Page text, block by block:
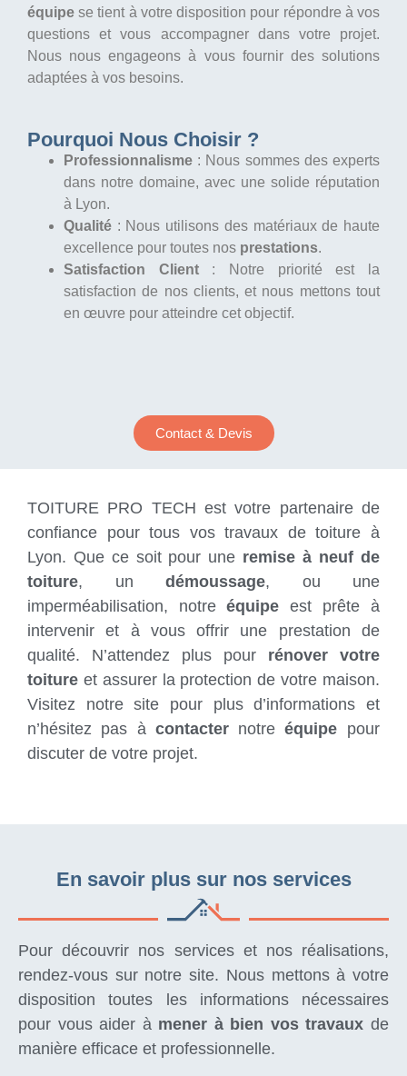
équipe se tient à votre disposition pour répondre à vos
questions et vous accompagner dans votre projet.
Nous nous engageons à vous fournir des solutions
adaptées à vos besoins.
Pourquoi Nous Choisir ?
Professionnalisme : Nous sommes des experts
dans notre domaine, avec une solide réputation
à Lyon.
Qualité : Nous utilisons des matériaux de haute
excellence pour toutes nos prestations.
Satisfaction Client: Notre priorité est la
satisfaction de nos clients, et nous mettons tout
en œuvre pour atteindre cet objectif.
Contact & Devis
TOITURE PRO TECH est votre partenaire de
confiance pour tous vos travaux de toiture à
Lyon. Que ce soit pour une remise à neuf de
toiture, un démoussage, ou une
imperméabilisation, notre équipe est prête à
intervenir et à vous offrir une prestation de
qualité. N’attendez plus pour rénover votre
toiture et assurer la protection de votre maison.
Visitez notre site pour plus d’informations et
n’hésitez pas à contacter notre équipe pour
discuter de votre projet.
En savoir plus sur nos services
Pour découvrir nos services et nos réalisations,
rendez-vous sur notre site. Nous mettons à votre
disposition toutes les informations nécessaires
pour vous aider à mener à bien vos travaux de
manière efficace et professionnelle.